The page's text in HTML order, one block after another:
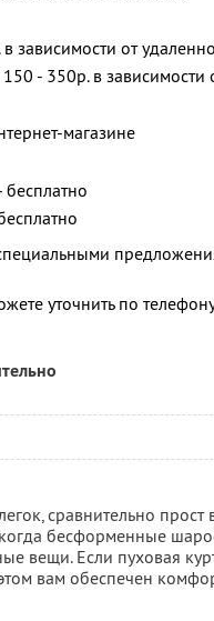
зависимости от
- 350р. в зависимости
магазине
бесплатно
уточнить по
сравнительно прост
бесформенные
вещи. Если пуховая
вам обеспечен